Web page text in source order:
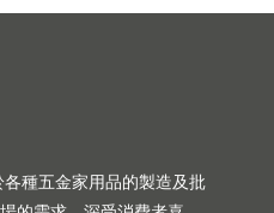
種五金家用品的製造及批